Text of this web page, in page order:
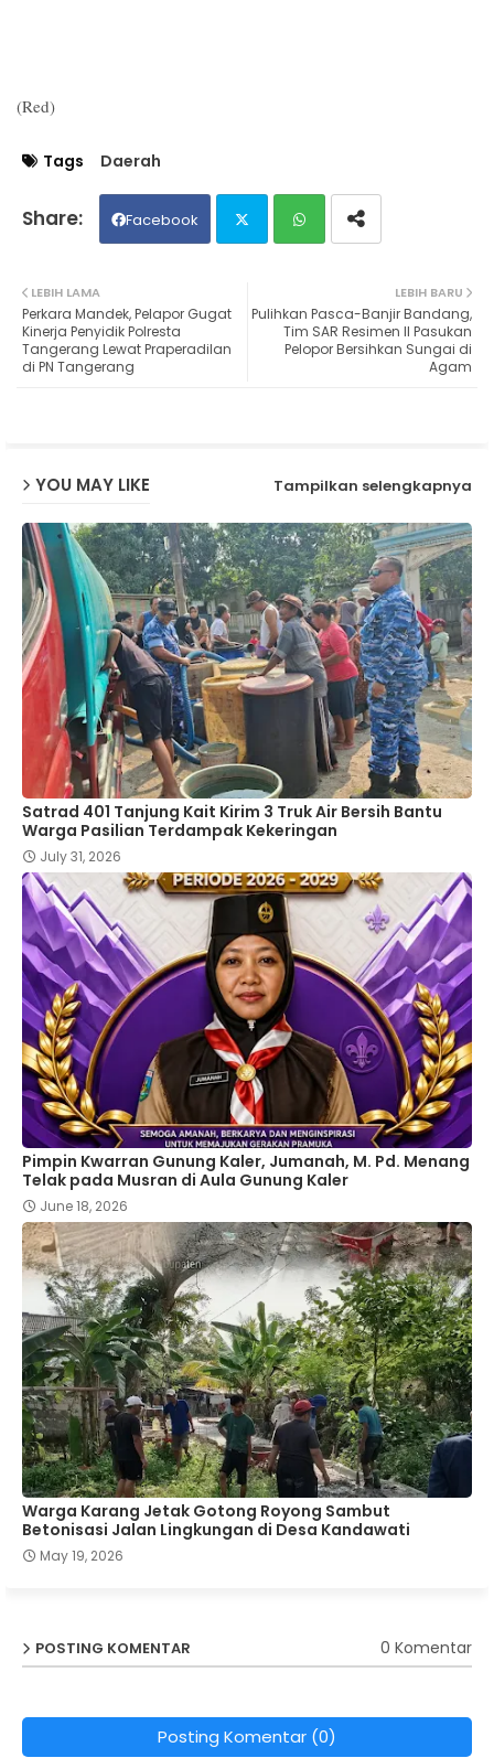
(Red)
Tags Daerah
Facebook
ter ats
LEBIH BARU
Pulihkan Pasca-Banjir Bandang,
Tim SAR Resimen II Pasukan
Pelopor Bersihkan Sungai di
Agam
LEBIH LAMA
Perkara Mandek, Pelapor Gugat
Kinerja Penyidik Polresta
Tangerang Lewat Praperadilan
di PN Tangerang
YOU MAY LIKE Tampilkan selengkapnya
Satrad 401 Tanjung Kait Kirim 3 Truk Air Bersih Bantu
Warga Pasilian Terdampak Kekeringan
July 31, 2026
Pimpin Kwarran Gunung Kaler, Jumanah, M. Pd. Menang
Telak pada Musran di Aula Gunung Kaler
June 18, 2026
Warga Karang Jetak Gotong Royong Sambut
Betonisasi Jalan Lingkungan di Desa Kandawati
May 19, 2026
POSTING KOMENTAR 0 Komentar
Posting Komentar (0)